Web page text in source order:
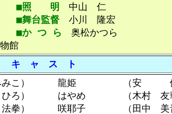
■照 明
中山 仁
■舞台監督 小川 隆宏
■か つ ら
奥松かつら
館
キ ャ ス ト
らみみこ） 龍姫 （安 伶
ろ） はやめ （木村 友華
） 咲耶子 （田中 美音